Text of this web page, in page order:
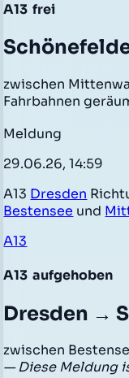
A13 frei
zwischen
Fahrbahnen
Meldung
29.06.26, 14:59
A13 Dresden
Bestensee und
A13
A13 aufgehoben
Dresden →
zwischen
— Diese Meldung